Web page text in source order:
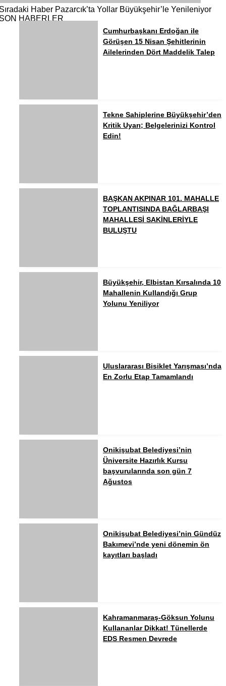
Haber Pazarcık’ta Yollar Büyükşehir’le Yenileniyor
HABERLER
Cumhurbaşkanı Erdoğan ile
Görüşen 15 Nisan Şehitlerinin
Ailelerinden Dört Maddelik Talep
Tekne Sahiplerine Büyükşehir’den
Kritik Uyarı; Belgelerinizi Kontrol
Edin!
BAŞKAN AKPINAR 101. MAHALLE
TOPLANTISINDA BAĞLARBAŞI
MAHALLESİ SAKİNLERİYLE
BULUŞTU
Büyükşehir, Elbistan Kırsalında 10
Mahallenin Kullandığı Grup
Yolunu Yeniliyor
Uluslararası Bisiklet Yarışması’nda
En Zorlu Etap Tamamlandı
Onikişubat Belediyesi’nin
Üniversite Hazırlık Kursu
başvurularında son gün 7
Ağustos
Onikişubat Belediyesi’nin Gündüz
Bakımevi’nde yeni dönemin ön
kayıtları başladı
Kahramanmaraş-Göksun Yolunu
Kullananlar Dikkat! Tünellerde
EDS Resmen Devrede